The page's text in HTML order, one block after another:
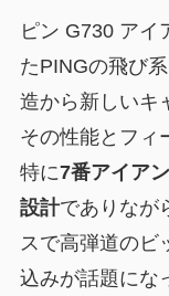
ピン G730 アイ
たPINGの飛び
造から新しいキ
その性能とフィ
特に7番アイア
設計でありなが
スで高弾道のビ
込みが話題にな